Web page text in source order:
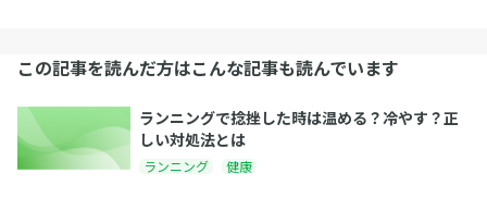
この記事を読んだ方はこんな記事も読んでいます
ランニングで捻挫した時は温める？冷やす？正
しい対処法とは
ランニング 健康